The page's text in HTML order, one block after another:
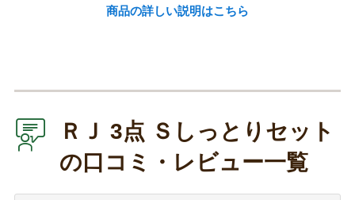
商品の詳しい説明はこちら
ＲＪ 3点 Ｓしっとりセット
の口コミ・レビュー一覧